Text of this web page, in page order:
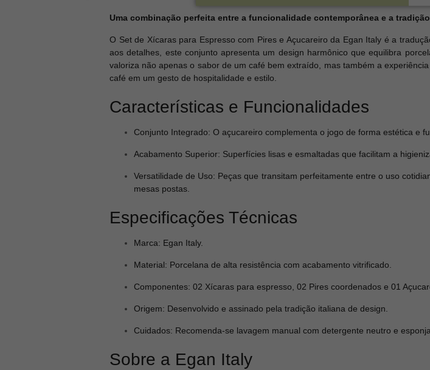
Uma combinação perfeita entre a funcionalidade contemporânea e a
O Set de Xícaras para Espresso com Pires e Açucareiro da Egan Italy é a
aos detalhes, este conjunto apresenta um design harmônico que equilibra
valoriza não apenas o sabor de um café bem extraído, mas também a
café em um gesto de hospitalidade e estilo.
Características e Funcionalidades
Conjunto Integrado: O açucareiro complementa o jogo de forma estética e
Acabamento Superior: Superfícies lisas e esmaltadas que facilitam a
Versatilidade de Uso: Peças que transitam perfeitamente entre o uso
mesas postas.
Especificações Técnicas
Marca: Egan Italy.
Material: Porcelana de alta resistência com acabamento vitrificado.
Componentes: 02 Xícaras para espresso, 02 Pires coordenados e 01
Origem: Desenvolvido e assinado pela tradição italiana de design.
Cuidados: Recomenda-se lavagem manual com detergente neutro e
Sobre a Egan Italy